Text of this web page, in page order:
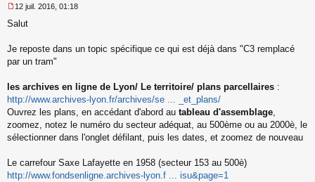
e
s
g
n
o
n
u
12 juil. 2016, 01:18
Salut
Je reposte dans un topic spécifique ce qui est déjà dans "C3 remplacé
par un tram"
les archives en ligne de Lyon/ Le territoire/ plans parcellaires :
http://www.archives-lyon.fr/archives/se ... _et_plans/
Ouvrez les plans, en accédant d'abord au tableau d'assemblage,
zoomez, notez le numéro du secteur adéquat, au 500ème ou au 2000è, le
sélectionner dans l'onglet défilant, puis les dates, et zoomez de nouveau
Le carrefour Saxe Lafayette en 1958 (secteur 153 au 500è)
http://www.fondsenligne.archives-lyon.f ... isu&page=1